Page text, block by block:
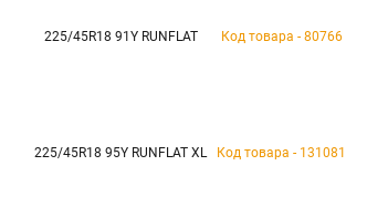
225/45R18 91Y RUNFLAT Код товара - 80766
225/45R18 95Y RUNFLAT XL Код товара - 131081